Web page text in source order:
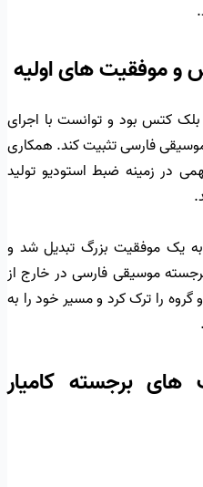
و موفقیت های اولیه
کتس بود و توانست با اجرای
فارسی تثبیت کند. همکاری
در زمینه ضبط استودیو تولید
یک موفقیت بزرگ تبدیل شد و
موسیقی فارسی در خارج از
را ترک کرد و مسیر خود را به
برجسته کامیار